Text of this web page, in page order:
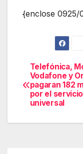
{enclose 0925/
de
Telefónica,
Vodafone y
pagaran 182
por el servicio
universal